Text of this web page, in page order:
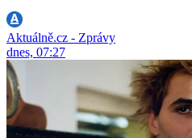
Aktuálně.cz - Zprávy
dnes, 07:27